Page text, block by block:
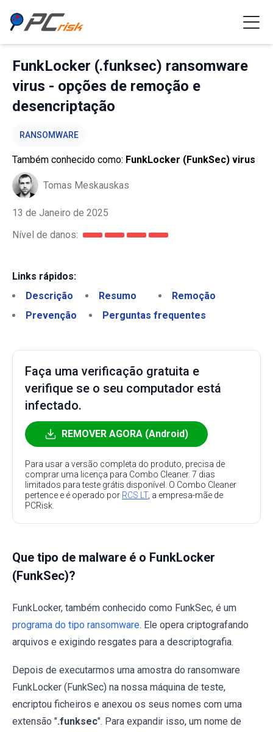
FunkLocker (.funksec) ransomware
virus - opções de remoção e
desencriptação
RANSOMWARE
Também conhecido como: FunkLocker (FunkSec) virus
Tomas Meskauskas
13 de Janeiro de 2025
Nível de danos:
Links rápidos:
Descrição
Resumo
Remoção
Prevenção
Perguntas frequentes
Faça uma verificação gratuita e
verifique se o seu computador está
infectado.
REMOVER AGORA (Android)
Para usar a versão completa do produto, precisa de
comprar uma licença para Combo Cleaner. 7 dias
limitados para teste grátis disponível. O Combo Cleaner
pertence e é operado por RCS LT, a empresa-mãe de
PCRisk.
Que tipo de malware é o FunkLocker
(FunkSec)?
FunkLocker, também conhecido como FunkSec, é um
programa do tipo ransomware. Ele opera criptografando
arquivos e exigindo resgates para a descriptografia.
Depois de executarmos uma amostra do ransomware
FunkLocker (FunkSec) na nossa máquina de teste,
encriptou ficheiros e anexou os seus nomes com uma
extensão ".funksec". Para expandir isso, um nome de